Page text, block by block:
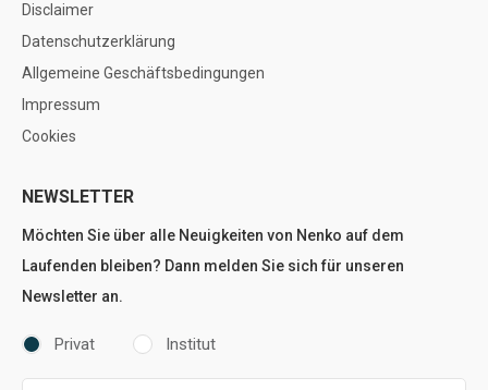
Disclaimer
Datenschutzerklärung
Allgemeine Geschäftsbedingungen
Impressum
Cookies
NEWSLETTER
Möchten Sie über alle Neuigkeiten von Nenko auf dem
Laufenden bleiben? Dann melden Sie sich für unseren
Newsletter an.
Privat Institut